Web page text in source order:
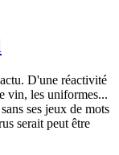
D'une réactivité
vin, les uniformes...
ses jeux de mots
serait peut être